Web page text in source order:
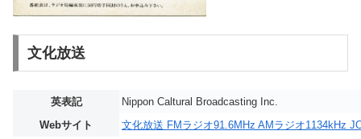
文化放送
英表記
Nippon Caltural Broadcasting Inc.
Webサイト
文化放送 FMラジオ91.6MHz AMラジオ1134kHz